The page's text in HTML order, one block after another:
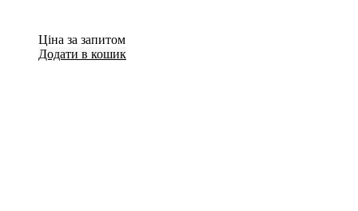
Ціна за запитом
Додати в кошик